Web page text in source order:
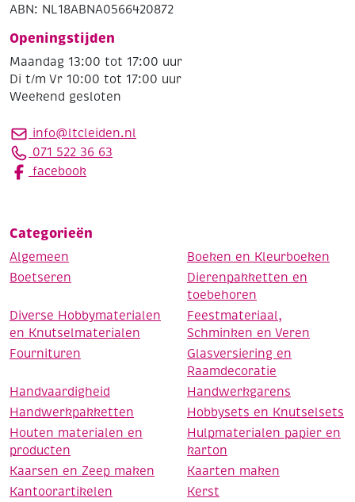
ABN: NL18ABNA0566420872
Openingstijden
Maandag 13:00 tot 17:00 uur
Di t/m Vr 10:00 tot 17:00 uur
Weekend gesloten
info@ltcleiden.nl
071 522 36 63
facebook
Categorieën
Algemeen
Boeken en Kleurboeken
Boetseren
Dierenpakketten en
toebehoren
Diverse Hobbymaterialen
en Knutselmaterialen
Feestmateriaal,
Schminken en Veren
Fournituren
Glasversiering en
Raamdecoratie
Handvaardigheid
Handwerkgarens
Handwerkpakketten
Hobbysets en Knutselsets
Houten materialen en
producten
Hulpmaterialen papier en
karton
Kaarsen en Zeep maken
Kaarten maken
Kantoorartikelen
Kerst